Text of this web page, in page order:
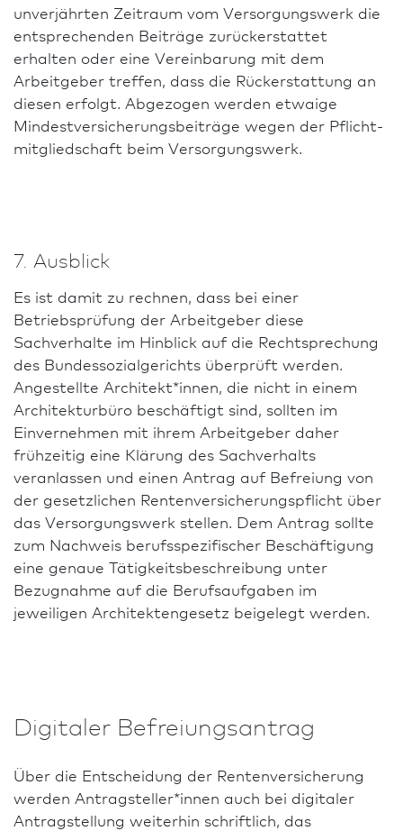
unverjährten Zeitraum vom Versorgungswerk die
entsprechenden Beiträge zurückerstattet
erhalten oder eine Vereinbarung mit dem
Arbeitgeber treffen, dass die Rückerstattung an
diesen erfolgt. Abgezogen werden etwaige
Mindest­versicherungs­beiträge wegen der Pflicht­
mitgliedschaft beim Versorgungswerk.
7. Ausblick
Es ist damit zu rechnen, dass bei einer
Betriebsprüfung der Arbeitgeber diese
Sachverhalte im Hinblick auf die Rechtsprechung
des Bundessozialgerichts überprüft werden.
Angestellte Architekt*innen, die nicht in einem
Archi­tekturbüro beschäftigt sind, sollten im
Einvernehmen mit ihrem Arbeitgeber daher
frühzeitig eine Klärung des Sachverhalts
veranlassen und einen Antrag auf Befreiung von
der gesetzlichen Renten­versicherungs­pflicht über
das Versorgungswerk stellen. Dem Antrag sollte
zum Nachweis berufsspezifischer Beschäftigung
eine genaue Tätigkeitsbeschreibung unter
Bezugnahme auf die Berufs­aufgaben im
jeweiligen Architektengesetz beigelegt werden.
Digitaler Befreiungs­antrag
Über die Entscheidung der Renten­versicherung
werden Antragsteller*innen auch bei digitaler
Antragstellung weiterhin schriftlich, das